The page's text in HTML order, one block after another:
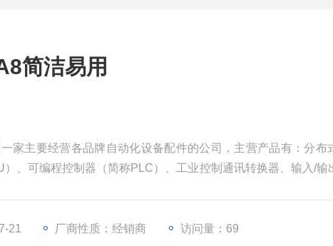
简洁易用
家主要经营各品牌自动化设备配件的公司，主营产品有：分布
、可编程控制器（简称PLC）、工业控制通讯转换器、输入/输
21 厂商性质：经销商 访问量：69